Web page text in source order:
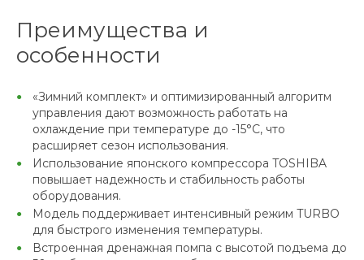
Преимущества и
особенности
«Зимний комплект» и оптимизированный алгоритм
управления дают возможность работать на
охлаждение при температуре до -15°С, что
расширяет сезон использования.
Использование японского компрессора TOSHIBA
повышает надежность и стабильность работы
оборудования.
Модель поддерживает интенсивный режим TURBO
для быстрого изменения температуры.
Встроенная дренажная помпа с высотой подъема до